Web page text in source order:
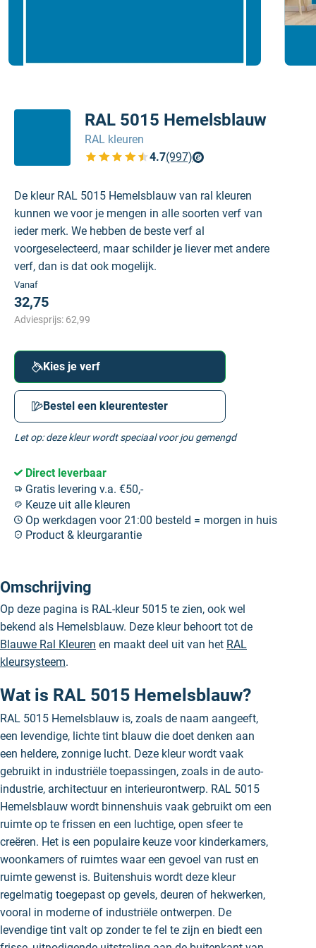
RAL 5015 Hemelsblauw
RAL kleuren
4.7(997)
Bekijk de verfplaza beoordelingen
De kleur RAL 5015 Hemelsblauw van ral kleuren
kunnen we voor je mengen in alle soorten verf van
ieder merk. We hebben de beste verf al
voorgeselecteerd, maar schilder je liever met andere
verf, dan is dat ook mogelijk.
Vanaf
32,75
Adviesprijs: 62,99
Kies je verf
Bestel een kleurentester
Let op: deze kleur wordt speciaal voor jou gemengd
Direct leverbaar
Gratis levering v.a. €50,-
Keuze uit alle kleuren
Op werkdagen voor 21:00 besteld = morgen in huis
Product & kleurgarantie
Omschrijving
Op deze pagina is RAL-kleur 5015 te zien, ook wel
bekend als Hemelsblauw. Deze kleur behoort tot de
Blauwe Ral Kleuren en maakt deel uit van het RAL
kleursysteem.
Wat is RAL 5015 Hemelsblauw?
RAL 5015 Hemelsblauw is, zoals de naam aangeeft,
een levendige, lichte tint blauw die doet denken aan
een heldere, zonnige lucht. Deze kleur wordt vaak
gebruikt in industriële toepassingen, zoals in de auto-
industrie, architectuur en interieurontwerp. RAL 5015
Hemelsblauw wordt binnenshuis vaak gebruikt om een
ruimte op te frissen en een luchtige, open sfeer te
creëren. Het is een populaire keuze voor kinderkamers,
woonkamers of ruimtes waar een gevoel van rust en
ruimte gewenst is. Buitenshuis wordt deze kleur
regelmatig toegepast op gevels, deuren of hekwerken,
vooral in moderne of industriële ontwerpen. De
levendige tint valt op zonder te fel te zijn en biedt een